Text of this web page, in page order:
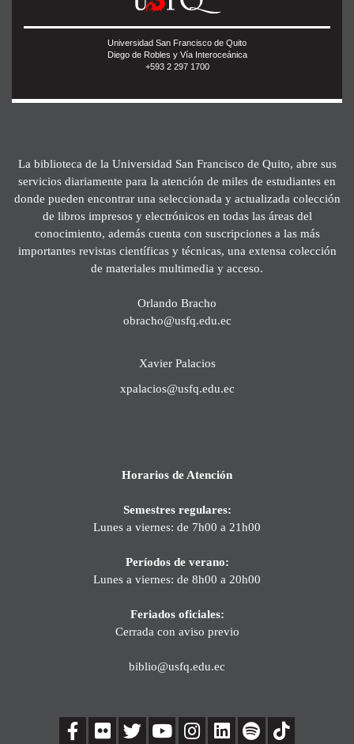
Universidad San Francisco de Quito
Diego de Robles y Vía Interoceánica
+593 2 297 1700
La biblioteca de la Universidad San Francisco de Quito, abre sus
servicios diariamente para la atención de miles de estudiantes en
donde pueden encontrar una seleccionada y actualizada colección
de libros impresos y electrónicos en todas las áreas del
conocimiento, además cuenta con suscripciones a las más
importantes revistas científicas y técnicas, una extensa colección
de materiales multimedia y acceso.
Orlando Bracho
obracho@usfq.edu.ec
Xavier Palacios
xpalacios@usfq.edu.ec
Horarios de Atención
Semestres regulares:
Lunes a viernes: de 7h00 a 21h00
Períodos de verano:
Lunes a viernes: de 8h00 a 20h00
Feriados oficiales:
Cerrada con aviso previo
biblio@usfq.edu.ec